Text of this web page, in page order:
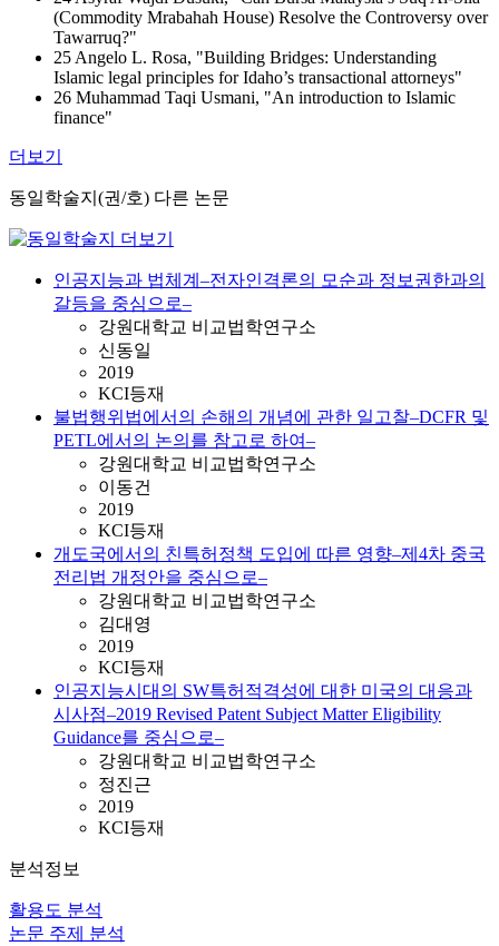
(Commodity Mrabahah House) Resolve the Controversy over
Tawarruq?"
25 Angelo L. Rosa, "Building Bridges: Understanding
Islamic legal principles for Idaho’s transactional attorneys"
26 Muhammad Taqi Usmani, "An introduction to Islamic
finance"
더보기
동일학술지(권/호) 다른 논문
인공지능과 법체계–전자인격론의 모순과 정보권한과의
갈등을 중심으로–
강원대학교 비교법학연구소
신동일
2019
KCI등재
불법행위법에서의 손해의 개념에 관한 일고찰–DCFR 및
PETL에서의 논의를 참고로 하여–
강원대학교 비교법학연구소
이동건
2019
KCI등재
개도국에서의 친특허정책 도입에 따른 영향–제4차 중국
전리법 개정안을 중심으로–
강원대학교 비교법학연구소
김대영
2019
KCI등재
인공지능시대의 SW특허적격성에 대한 미국의 대응과
시사점–2019 Revised Patent Subject Matter Eligibility
Guidance를 중심으로–
강원대학교 비교법학연구소
정진근
2019
KCI등재
분석정보
활용도 분석
논문 주제 분석